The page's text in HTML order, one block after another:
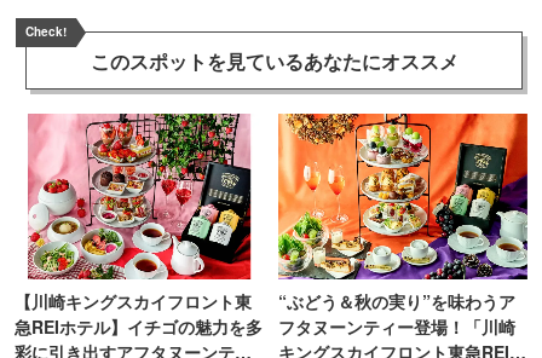
Check!
このスポットを見ているあなたにオススメ
【川崎キングスカイフロント東
急REIホテル】イチゴの魅力を多
彩に引き出すアフタヌーンティ
“ぶどう＆秋の実り”を味わうア
フタヌーンティー登場！「川崎
キングスカイフロント東急REIホ